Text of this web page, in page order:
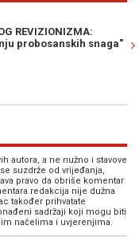
NEJRA LATIĆ
"Je li to nije
autora, a ne nužno i stavove
suzdrže od vrijeđanja,
pravo da obriše komentar
redakcija nije dužna
također prihvatate
sadržaji koji mogu biti
načelima i uvjerenjima.